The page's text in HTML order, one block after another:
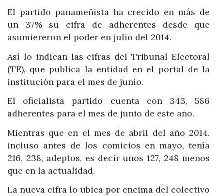
El partido panameñista ha crecido en más de
un 37% su cifra de adherentes desde que
asumiereron el poder en julio del 2014.
Así lo indican las cifras del Tribunal Electoral
(TE), que publica la entidad en el portal de la
institución para el mes de junio.
El oficialista partido cuenta con 343, 586
adherentes para el mes de junio de este año.
Mientras que en el mes de abril del año 2014,
incluso antes de los comicios en mayo, tenía
216, 238, adeptos, es decir unos 127, 248 menos
que en la actualidad.
La nueva cifra lo ubica por encima del colectivo